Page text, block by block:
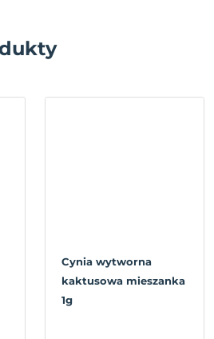
Cynia wytworna
kaktusowa mieszanka
1g